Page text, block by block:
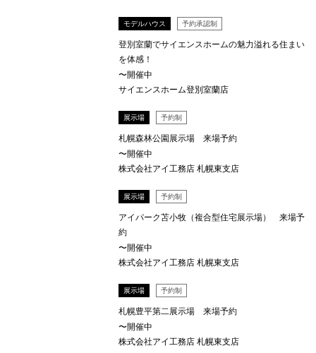
モデルハウス 予約承認制
登別室蘭でサイエンスホームの魅力溢れる住まい
を体感！
〜開催中
サイエンスホーム登別室蘭店
展示場 予約制
札幌森林公園展示場 来場予約
〜開催中
株式会社アイ工務店 札幌東支店
展示場 予約制
アイパーク苫小牧（複合型住宅展示場） 来場予
約
〜開催中
株式会社アイ工務店 札幌東支店
展示場 予約制
札幌豊平第二展示場 来場予約
〜開催中
株式会社アイ工務店 札幌東支店